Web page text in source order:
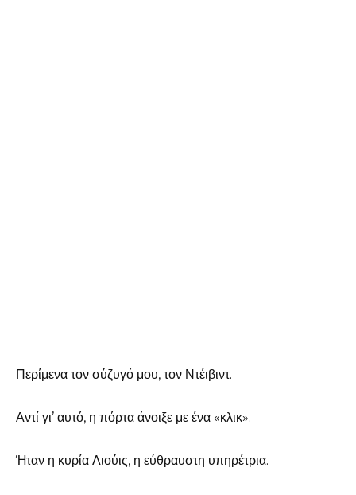
Περίμενα τον σύζυγό μου, τον Ντέιβιντ.
Αντί γι’ αυτό, η πόρτα άνοιξε με ένα «κλικ».
Ήταν η κυρία Λιούις, η εύθραυστη υπηρέτρια.